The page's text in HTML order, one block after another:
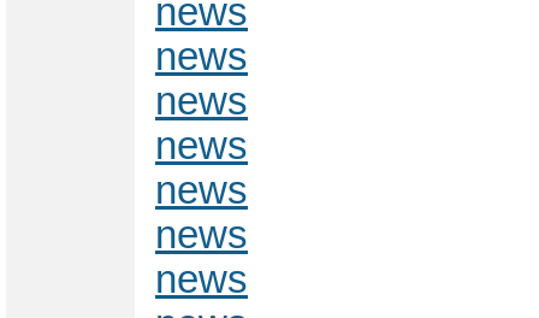
news
news
news
news
news
news
news